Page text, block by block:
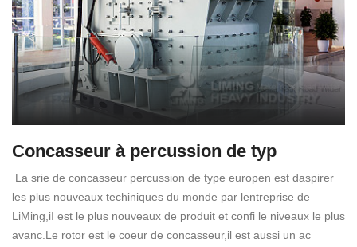
Concasseur à percussion de typ
La srie de concasseur percussion de type europen est daspirer
les plus nouveaux techiniques du monde par lentreprise de
LiMing,iI est le plus nouveaux de produit et confi le niveaux le plus
avanc.Le rotor est le coeur de concasseur,il est aussi un ac